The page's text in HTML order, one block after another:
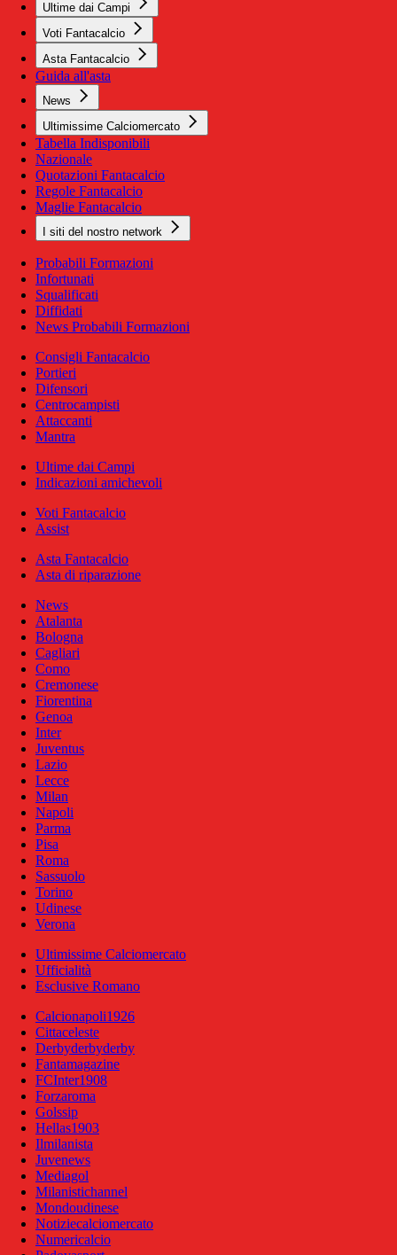
Ultime dai Campi
Voti Fantacalcio
Asta Fantacalcio
Guida all'asta
News
Ultimissime Calciomercato
Tabella Indisponibili
Nazionale
Quotazioni Fantacalcio
Regole Fantacalcio
Maglie Fantacalcio
I siti del nostro network
Probabili Formazioni
Infortunati
Squalificati
Diffidati
News Probabili Formazioni
Consigli Fantacalcio
Portieri
Difensori
Centrocampisti
Attaccanti
Mantra
Ultime dai Campi
Indicazioni amichevoli
Voti Fantacalcio
Assist
Asta Fantacalcio
Asta di riparazione
News
Atalanta
Bologna
Cagliari
Como
Cremonese
Fiorentina
Genoa
Inter
Juventus
Lazio
Lecce
Milan
Napoli
Parma
Pisa
Roma
Sassuolo
Torino
Udinese
Verona
Ultimissime Calciomercato
Ufficialità
Esclusive Romano
Calcionapoli1926
Cittaceleste
Derbyderbyderby
Fantamagazine
FCInter1908
Forzaroma
Golssip
Hellas1903
Ilmilanista
Juvenews
Mediagol
Milanistichannel
Mondoudinese
Notiziecalciomercato
Numericalcio